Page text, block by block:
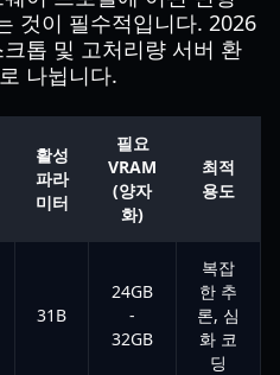
것이 필수적입니다. 2026
톱 및 고처리량 서버 환
나뉩니다.
활성
파라
미터
필요
VRAM
(양자
화)
최적
용도
31B
24GB
-
32GB
복잡
한 추
론, 심
화 코
딩